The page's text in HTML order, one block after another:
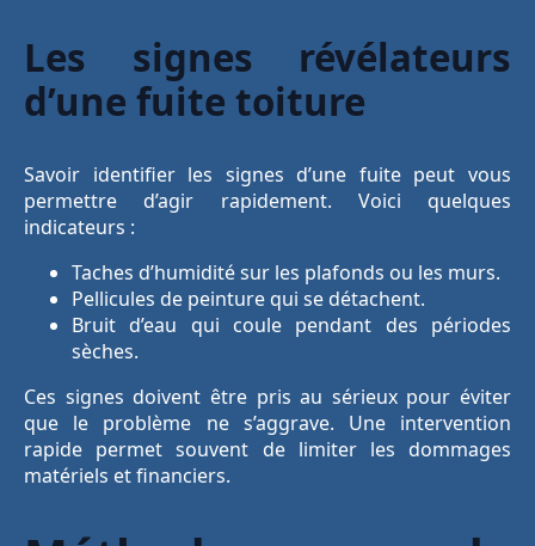
Les signes révélateurs
d’une fuite toiture
Savoir identifier les signes d’une fuite peut vous
permettre d’agir rapidement. Voici quelques
indicateurs :
Taches d’humidité sur les plafonds ou les murs.
Pellicules de peinture qui se détachent.
Bruit d’eau qui coule pendant des périodes
sèches.
Ces signes doivent être pris au sérieux pour éviter
que le problème ne s’aggrave. Une intervention
rapide permet souvent de limiter les dommages
matériels et financiers.